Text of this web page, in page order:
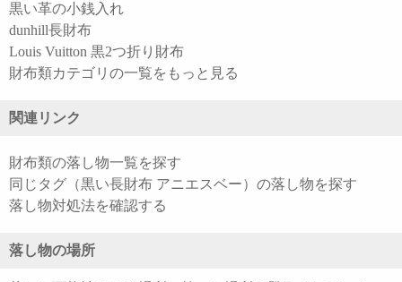
黒い革の小銭入れ
dunhill長財布
Louis Vuitton 黒2つ折り財布
財布類カテゴリの一覧をもっと見る
関連リンク
財布類の落し物一覧を探す
同じタグ（黒い長財布 アニエスベー）の落し物を探す
落し物対処法を確認する
落し物の場所